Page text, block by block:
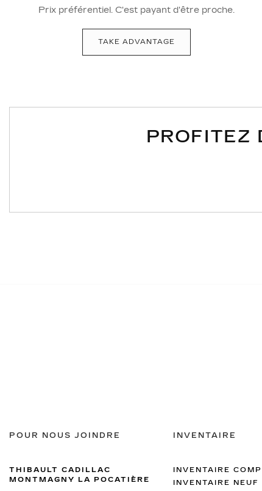
Prix préférentiel. C'est payant d'être proche.
TAKE ADVANTAGE
PROFITEZ
POUR NOUS JOINDRE
THIBAULT CADILLAC
MONTMAGNY LA POCATIÈRE
INVENTAIRE
INVENTAIRE
INVENTAIRE NEUF